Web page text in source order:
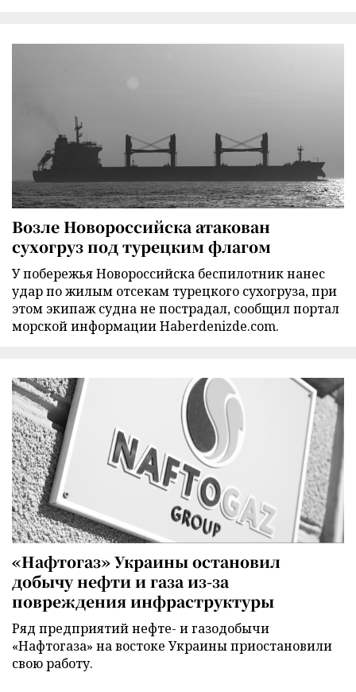
Возле Новороссийска атакован
сухогруз под турецким флагом
У побережья Новороссийска беспилотник нанес
удар по жилым отсекам турецкого сухогруза, при
этом экипаж судна не пострадал, сообщил портал
морской информации Haberdenizde.com.
«Нафтогаз» Украины остановил
добычу нефти и газа из-за
повреждения инфраструктуры
Ряд предприятий нефте- и газодобычи
«Нафтогаза» на востоке Украины приостановили
свою работу.